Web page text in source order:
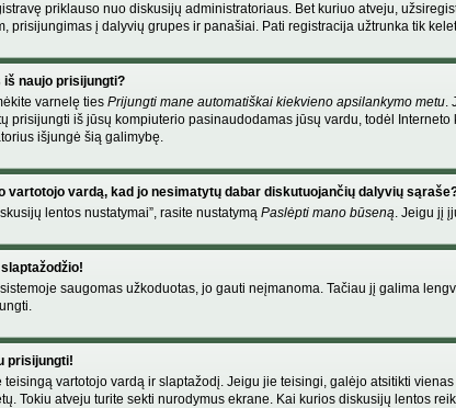
priklauso nuo diskusijų administratoriaus. Bet kuriuo atveju,
prisijungimas į dalyvių grupes ir panašiai. Pati registracija užtrunka tik
naujo prisijungti?
varnelę ties Prijungti mane automatiškai kiekvieno apsilankymo metu.
prisijungti iš jūsų kompiuterio pasinaudodamas jūsų vardu, todėl
išjungė šią galimybę.
vartotojo vardą, kad jo nesimatytų dabar diskutuojančių dalyvių
lentos nustatymai”, rasite nustatymą Paslėpti mano būseną. Jeigu jį
saugomas užkoduotas, jo gauti neįmanoma. Tačiau jį galima
prisijungti!
teisingą vartotojo vardą ir slaptažodį. Jeigu jie teisingi, galėjo atsitikti
Tokiu atveju turite sekti nurodymus ekrane. Kai kurios diskusijų lentos